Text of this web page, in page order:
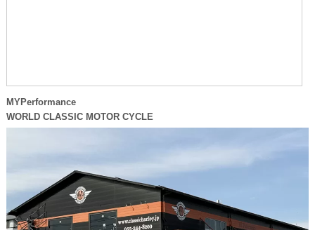
MYPerformance
WORLD CLASSIC MOTOR CYCLE